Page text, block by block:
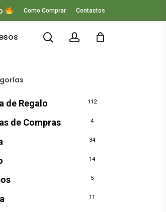
Como Comprar Contactos
searchaccount
de Regalo 112
de Compras 4
34
14
5
11